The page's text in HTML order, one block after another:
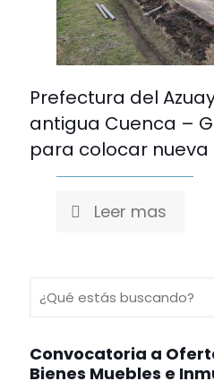
Prefectura del
antigua Cuenca –
para colocar
Leer mas
Convocatoria a
Bienes Muebles e